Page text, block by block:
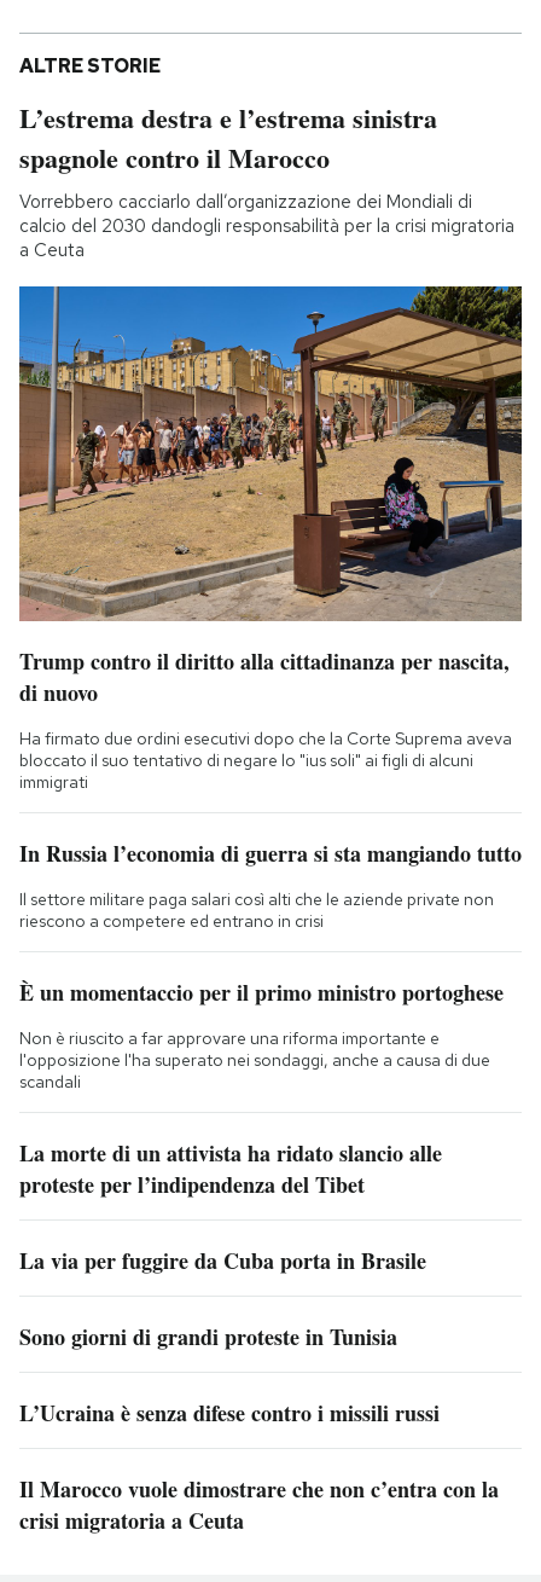
ALTRE STORIE
L’estrema destra e l’estrema sinistra
spagnole contro il Marocco
Vorrebbero cacciarlo dall’organizzazione dei Mondiali di
calcio del 2030 dandogli responsabilità per la crisi migratoria
a Ceuta
Trump contro il diritto alla cittadinanza per nascita,
di nuovo
Ha firmato due ordini esecutivi dopo che la Corte Suprema aveva
bloccato il suo tentativo di negare lo "ius soli" ai figli di alcuni
immigrati
In Russia l’economia di guerra si sta mangiando tutto
Il settore militare paga salari così alti che le aziende private non
riescono a competere ed entrano in crisi
È un momentaccio per il primo ministro portoghese
Non è riuscito a far approvare una riforma importante e
l'opposizione l'ha superato nei sondaggi, anche a causa di due
scandali
La morte di un attivista ha ridato slancio alle
proteste per l’indipendenza del Tibet
La via per fuggire da Cuba porta in Brasile
Sono giorni di grandi proteste in Tunisia
L’Ucraina è senza difese contro i missili russi
Il Marocco vuole dimostrare che non c’entra con la
crisi migratoria a Ceuta